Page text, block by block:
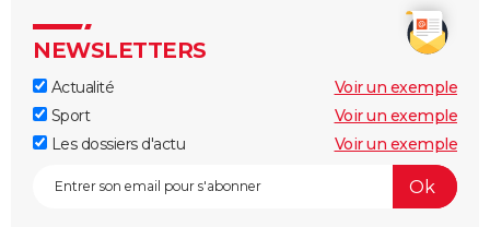
NEWSLETTERS
Actualité
Voir un exemple
Sport
Voir un exemple
Les dossiers d'actu
Voir un exemple